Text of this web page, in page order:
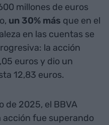
millones de euros
un 30% más que en el
en las cuentas se
la acción
euros y dio un
12,83 euros.
de 2025, el BBVA
acción fue superando